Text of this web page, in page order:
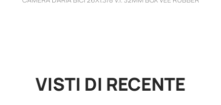
VISTI DI RECENTE